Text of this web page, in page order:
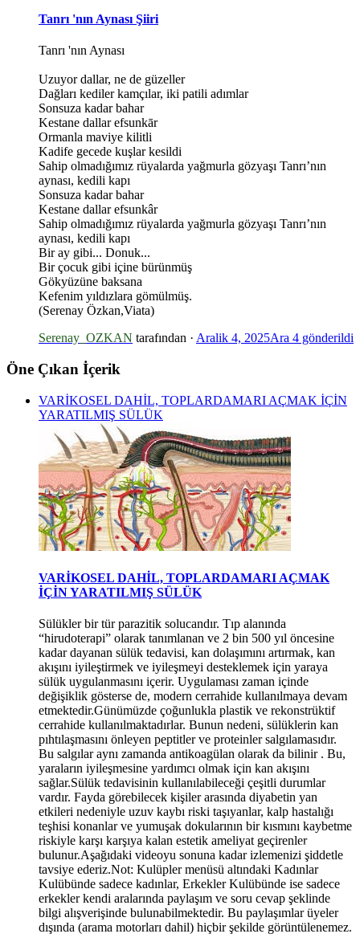
Tanrı 'nın Aynası Şiiri
Tanrı 'nın Aynası
Uzuyor dallar, ne de güzeller
Dağları kediler kamçılar, iki patili adımlar
Sonsuza kadar bahar
Kestane dallar efsunkār
Ormanla maviye kilitli
Kadife gecede kuşlar kesildi
Sahip olmadığımız rüyalarda yağmurla gözyaşı Tanrı’nın
aynası, kedili kapı
Sonsuza kadar bahar
Kestane dallar efsunkâr
Sahip olmadığımız rüyalarda yağmurla gözyaşı Tanrı’nın
aynası, kedili kapı
Bir ay gibi... Donuk...
Bir çocuk gibi içine bürünmüş
Gökyüzüne baksana
Kefenim yıldızlara gömülmüş.
(Serenay Özkan,Viata)
Serenay_OZKAN tarafından · Aralik 4, 2025Ara 4 gönderildi
Öne Çıkan İçerik
VARİKOSEL DAHİL, TOPLARDAMARI AÇMAK İÇİN
YARATILMIŞ SÜLÜK
VARİKOSEL DAHİL, TOPLARDAMARI AÇMAK
İÇİN YARATILMIŞ SÜLÜK
Sülükler bir tür parazitik solucandır. Tıp alanında
“hirudoterapi” olarak tanımlanan ve 2 bin 500 yıl öncesine
kadar dayanan sülük tedavisi, kan dolaşımını artırmak, kan
akışını iyileştirmek ve iyileşmeyi desteklemek için yaraya
sülük uygulanmasını içerir. Uygulaması zaman içinde
değişiklik gösterse de, modern cerrahide kullanılmaya devam
etmektedir.Günümüzde çoğunlukla plastik ve rekonstrüktif
cerrahide kullanılmaktadırlar. Bunun nedeni, sülüklerin kan
pıhtılaşmasını önleyen peptitler ve proteinler salgılamasıdır.
Bu salgılar aynı zamanda antikoagülan olarak da bilinir . Bu,
yaraların iyileşmesine yardımcı olmak için kan akışını
sağlar.Sülük tedavisinin kullanılabileceği çeşitli durumlar
vardır. Fayda görebilecek kişiler arasında diyabetin yan
etkileri nedeniyle uzuv kaybı riski taşıyanlar, kalp hastalığı
teşhisi konanlar ve yumuşak dokularının bir kısmını kaybetme
riskiyle karşı karşıya kalan estetik ameliyat geçirenler
bulunur.Aşağıdaki videoyu sonuna kadar izlemenizi şiddetle
tavsiye ederiz.Not: Kulüpler menüsü altındaki Kadınlar
Kulübünde sadece kadınlar, Erkekler Kulübünde ise sadece
erkekler kendi aralarında paylaşım ve soru cevap şeklinde
bilgi alışverişinde bulunabilmektedir. Bu paylaşımlar üyeler
dışında (arama motorları dahil) hiçbir şekilde görüntülenemez.
*
*